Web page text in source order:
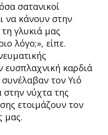
σατανικοί
να κάνουν στην
γλυκιά μας
λόγο;», είπε.
καρδιά
τον Υιό
στην νύχτα της
ετοιμάζουν τον
μας.